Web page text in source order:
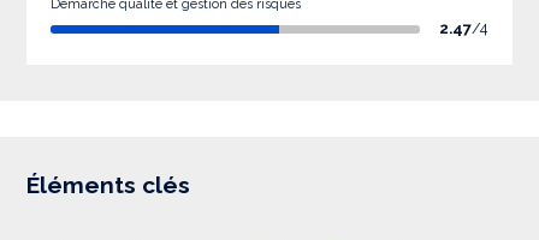
Démarche qualité et gestion des risques
2.47/4
Éléments clés